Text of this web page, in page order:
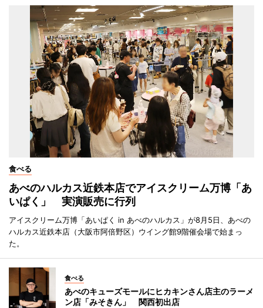
食べる
あべのハルカス近鉄本店でアイスクリーム万博「あ
いぱく」 実演販売に行列
アイスクリーム万博「あいぱく in あべのハルカス」が8月5日、あべの
ハルカス近鉄本店（大阪市阿倍野区）ウイング館9階催会場で始まっ
た。
食べる
あべのキューズモールにヒカキンさん店主のラーメ
ン店「みそきん」 関西初出店